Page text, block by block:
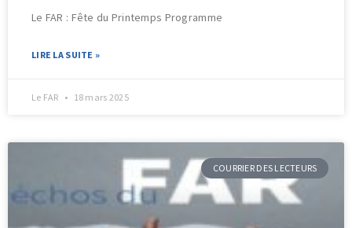
Le FAR : Fête du Printemps Programme
LIRE LA SUITE »
Le FAR 18 mars 2025
COURRIER DES LECTEURS